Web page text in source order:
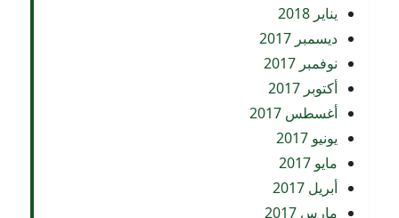
يناير 2018
ديسمبر 2017
نوفمبر 2017
أكتوبر 2017
أغسطس 2017
يونيو 2017
مايو 2017
أبريل 2017
مارس 2017